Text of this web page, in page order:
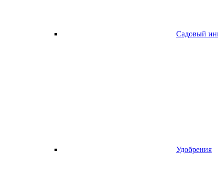
Садовый
Удобрения